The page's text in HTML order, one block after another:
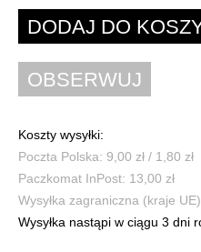
Koszty wysyłki:
Poczta Polska: 9,00 zł / 1,80 zł
Paczkomat InPost: 13,00 zł
Wysyłka zagraniczna (kraje
Wysyłka nastąpi w ciągu 3 dni